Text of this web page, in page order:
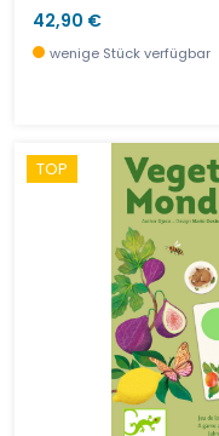
42,90 €
wenige Stück verfügbar
TOP